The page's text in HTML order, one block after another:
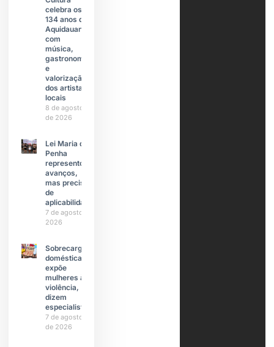
celebra os
134 anos de
Aquidauana
com
música,
gastronomia
e
valorização
dos artistas
locais
8 de agosto
de 2026
Lei Maria da
Penha
representou
avanços,
mas precisa
de
aplicabilidade
7 de agosto de
2026
Sobrecarga
doméstica
expõe
mulheres à
violência,
dizem
especialistas
7 de agosto
de 2026